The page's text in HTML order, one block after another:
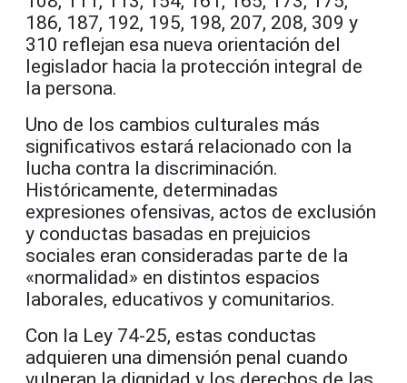
186, 187, 192, 195, 198, 207, 208, 309 y
310 reflejan esa nueva orientación del
legislador hacia la protección integral de
la persona.
Uno de los cambios culturales más
significativos estará relacionado con la
lucha contra la discriminación.
Históricamente, determinadas
expresiones ofensivas, actos de exclusión
y conductas basadas en prejuicios
sociales eran consideradas parte de la
«normalidad» en distintos espacios
laborales, educativos y comunitarios.
Con la Ley 74-25, estas conductas
adquieren una dimensión penal cuando